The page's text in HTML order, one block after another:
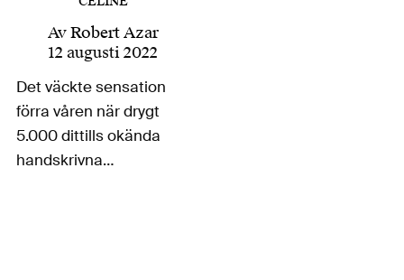
AvRobert Azar
12 augusti 2022
Det väckte sensation
förra våren när drygt
5.000 dittills okända
handskrivna